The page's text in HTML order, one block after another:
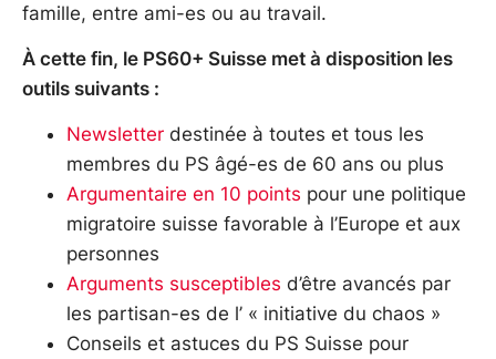
famille, entre ami-es ou au travail.
À cette fin, le PS60+ Suisse met à disposition les
outils suivants :
Newsletter destinée à toutes et tous les
membres du PS âgé-es de 60 ans ou plus
Argumentaire en 10 points pour une politique
migratoire suisse favorable à l’Europe et aux
personnes
Arguments susceptibles d’être avancés par
les partisan-es de l’ « initiative du chaos »
Conseils et astuces du PS Suisse pour